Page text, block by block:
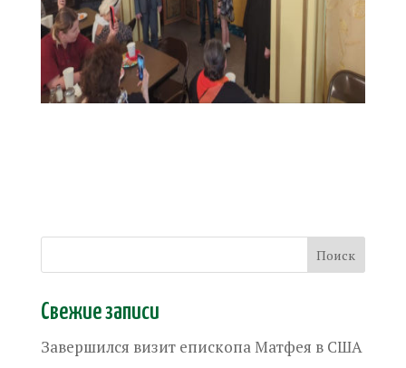
Свежие записи
Завершился визит епископа Матфея в США